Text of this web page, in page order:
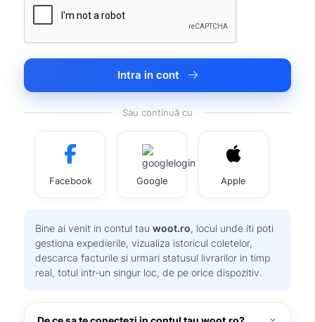
Intra in cont
Sau continuă cu
Facebook Google Apple
Bine ai venit in contul tau woot.ro, locul unde iti poti
gestiona expedierile, vizualiza istoricul coletelor,
descarca facturile si urmari statusul livrarilor in timp
real, totul intr-un singur loc, de pe orice dispozitiv.
expand_more